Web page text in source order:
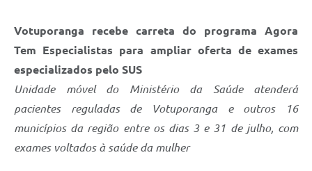
Telefones Úteis
Emprega
Contato
Votuporanga recebe carreta do programa Agora
Tem Especialistas para ampliar oferta de exames
especializados pelo SUS
Unidade móvel do Ministério da Saúde atenderá
pacientes reguladas de Votuporanga e outros 16
municípios da região entre os dias 3 e 31 de julho, com
exames voltados à saúde da mulher